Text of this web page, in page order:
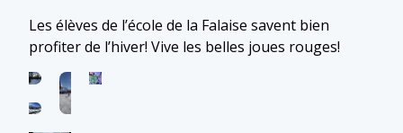
Les élèves de l’école de la Falaise savent bien
profiter de l’hiver! Vive les belles joues rouges!